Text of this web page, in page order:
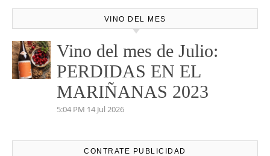
VINO DEL MES
Vino del mes de Julio:
PERDIDAS EN EL
MARIÑANAS 2023
5:04 PM 14 Jul 2026
CONTRATE PUBLICIDAD